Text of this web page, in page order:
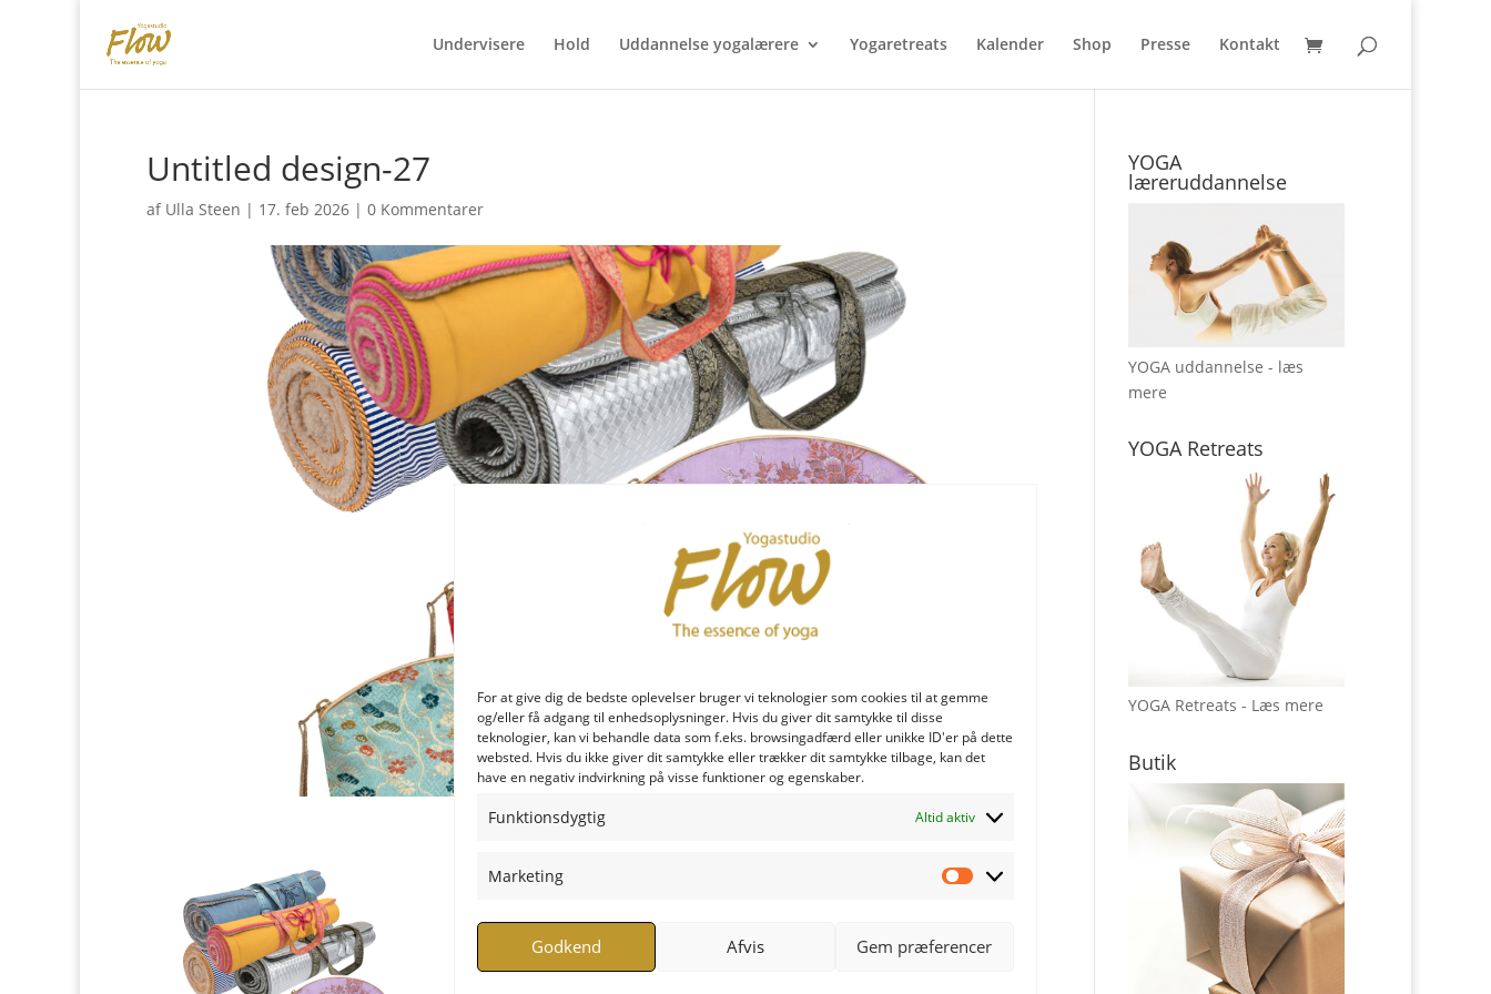
For at give dig de bedste oplevelser bruger vi teknologier som cookies til at gemme
og/eller få adgang til enhedsoplysninger. Hvis du giver dit samtykke til disse
teknologier, kan vi behandle data som f.eks. browsingadfærd eller unikke ID'er på dette
websted. Hvis du ikke giver dit samtykke eller trækker dit samtykke tilbage, kan det
have en negativ indvirkning på visse funktioner og egenskaber.
Funktionsdygtig Altid aktiv
Marketing
Marketing
Godkend Afvis Gem præferencer
Undervisere Hold Uddannelse yogalærere Yogaretreats Kalender Shop Presse Kontakt
Untitled design-27
af Ulla Steen | 17. feb 2026 | 0 Kommentarer
YOGA
læreruddannelse
YOGA uddannelse - læs
mere
YOGA Retreats
YOGA Retreats - Læs mere
Butik